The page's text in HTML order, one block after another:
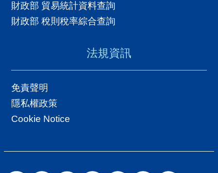
財政部 貿易統計資料查詢
財政部 稅則稅率綜合查詢
法規資訊
免責聲明
隱私權政策
Cookie Notice